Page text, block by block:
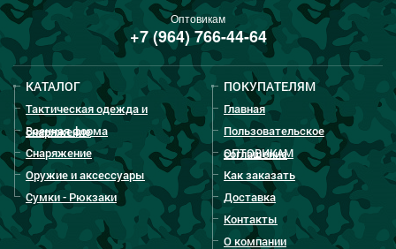
Оптовикам
+7 (964) 766-44-64
КАТАЛОГ
Тактическая одежда и
снаряжение
Военная форма
Снаряжение
Оружие и аксессуары
Сумки - Рюкзаки
ПОКУПАТЕЛЯМ
Главная
Пользовательское
соглашение
ОПТОВИКАМ
Как заказать
Доставка
Контакты
О компании